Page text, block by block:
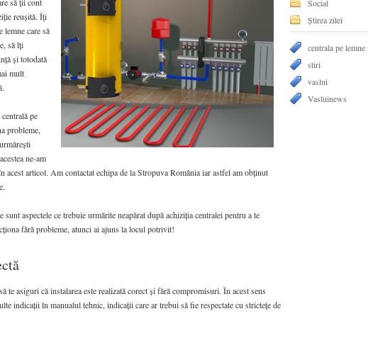
reușită. Îți
lemne care să
să îți
și totodată
mult
pe
probleme,
ne-am
acest articol. Am contactat echipa de la Stropuva România iar astfel am obținut
sunt aspectele ce trebuie urmărite neapărat după achiziția centralei pentru a te
fără probleme, atunci ai ajuns la locul potrivit!
te asiguri că instalarea este realizată corect și fără compromisuri. În acest sens
indicații în manualul tehnic, indicații care ar trebui să fie respectate cu strictețe de
Social
Știrea zilei
centrala pe lemne
stiri
vaslui
Vasluinews